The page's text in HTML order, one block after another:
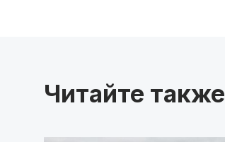
Читайте также